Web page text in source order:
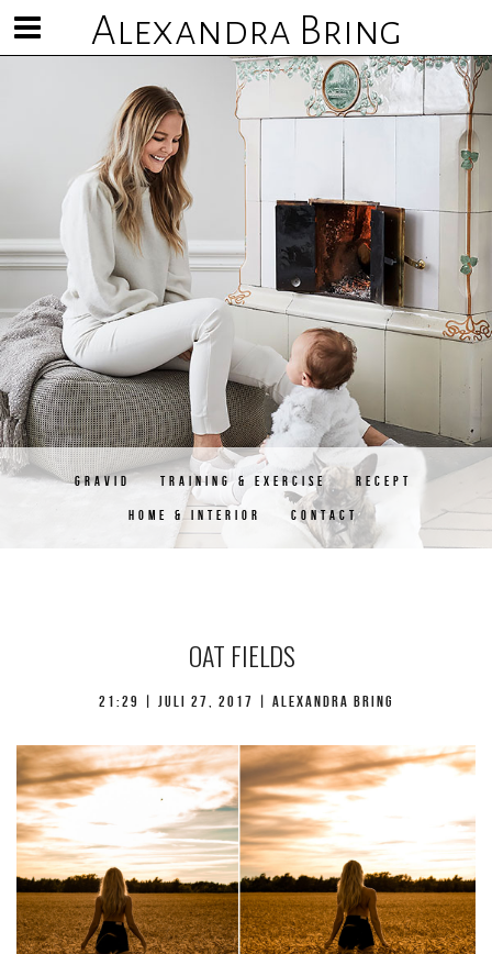
Alexandra Bring
Visa/göm
meny
GRAVID TRAINING & EXERCISE RECEPT
HOME & INTERIOR CONTACT
OAT FIELDS
21:29 | juli 27, 2017 | Alexandra Bring